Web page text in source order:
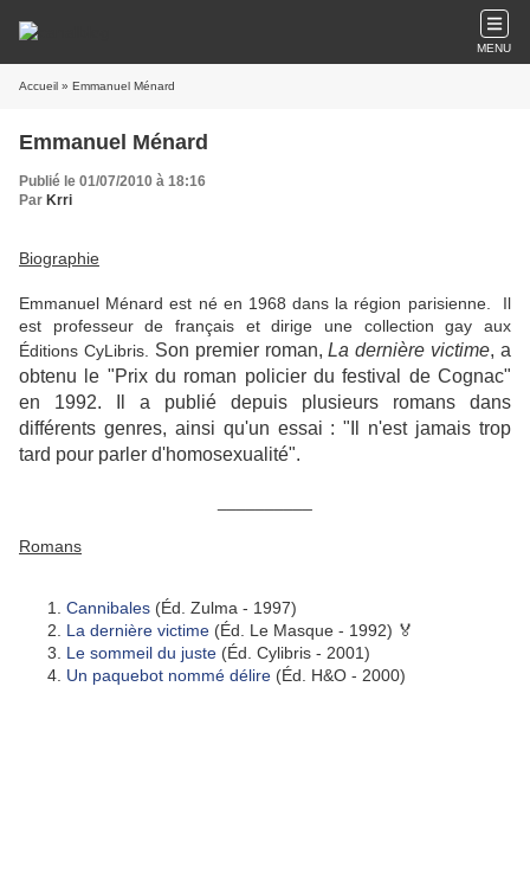
MENU
Accueil » Emmanuel Ménard
Emmanuel Ménard
Publié le 01/07/2010 à 18:16
Par Krri
Biographie
Emmanuel Ménard est né en 1968 dans la région parisienne. Il
est professeur de français et dirige une collection gay aux
Éditions CyLibris. Son premier roman,La dernière victime, a
obtenu le "Prix du roman policier du festival de Cognac"
en 1992. Il a publié depuis plusieurs romans dans
différents genres, ainsi qu'un essai : "Il n'est jamais trop
tard pour parler d'homosexualité".
Romans
Cannibales (Éd. Zulma - 1997)
La dernière victime (Éd. Le Masque - 1992) 🏅
Le sommeil du juste (Éd. Cylibris - 2001)
Un paquebot nommé délire (Éd. H&O - 2000)